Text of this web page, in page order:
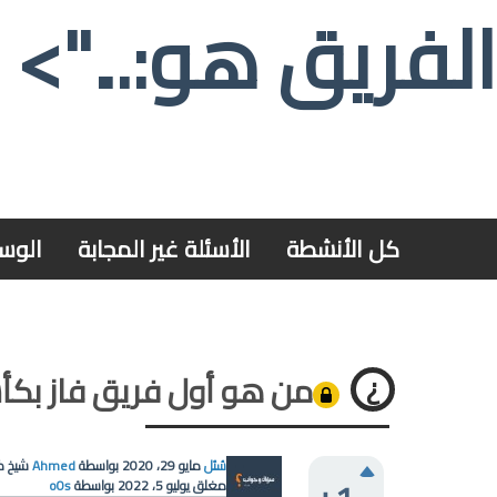
الفريق هو:...">
كل الأنشطة الأسئلة غير المجابة
من هو أول فريق فاز
سُئلمايو 29، 2020 بواسطةAhmedشيخ
مغلقيوليو 5، 2022 بواسطةo0s